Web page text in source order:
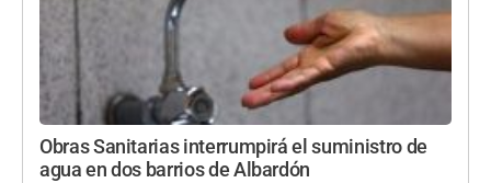
Obras Sanitarias interrumpirá el suministro de
agua en dos barrios de Albardón